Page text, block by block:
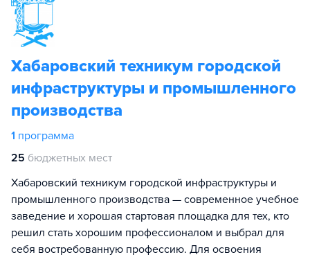
Хабаровский техникум городской
инфраструктуры и промышленного
производства
1 программа
25 бюджетных мест
Хабаровский техникум городской инфраструктуры и
промышленного производства — современное учебное
заведение и хорошая стартовая площадка для тех, кто
решил стать хорошим профессионалом и выбрал для
себя востребованную профессию. Для освоения